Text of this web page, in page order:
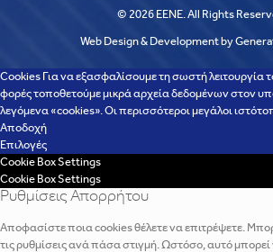
© 2026 EENE. All Rights
Web Design & Development by
Cookies Για να εξασφαλίσουμε τη σωστή λειτουργία
φορές τοποθετούμε μικρά αρχεία δεδομένων στον
λεγόμενα «cookies». Οι περισσότεροι μεγάλοι
Αποδοχή
Επιλογές
Cookie Box Settings
Cookie Box Settings
Ρυθμίσεις Απορρήτου
Αποφασίστε ποια cookies θέλετε να επιτρέψετε.
τις ρυθμίσεις ανά πάσα στιγμή. Ωστόσο, αυτό